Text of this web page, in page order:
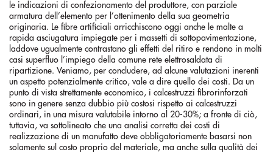
le indicazioni di confezionamento del produttore, con parziale
armatura dell’elemento per l’ottenimento della sua geometria
originaria. Le fibre artificiali arricchiscono oggi anche le malte a
rapida asciugatura impiegate per i massetti di sottopavimentazione,
laddove ugualmente contrastano gli effetti del ritiro e rendono in molti
casi superfluo l’impiego della comune rete elettrosaldata di
ripartizione. Veniamo, per concludere, ad alcune valutazioni inerenti
un aspetto potenzialmente critico, vale a dire quello dei costi. Da un
punto di vista strettamente economico, i calcestruzzi fibrorinforzati
sono in genere senza dubbio più costosi rispetto ai calcestruzzi
ordinari, in una misura valutabile intorno al 20-30%; a fronte di ciò,
tuttavia, va sottolineato che una analisi corretta dei costi di
realizzazione di un manufatto deve obbligatoriamente basarsi non
solamente sul costo proprio del materiale, ma anche sulla qualità dei